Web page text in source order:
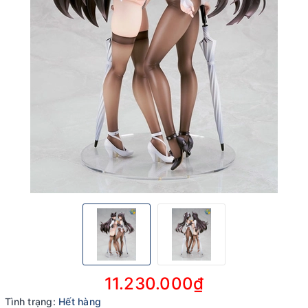
11.230.000₫
Tình trạng: Hết hàng